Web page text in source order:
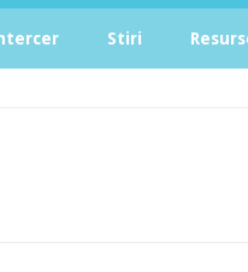
Stiri